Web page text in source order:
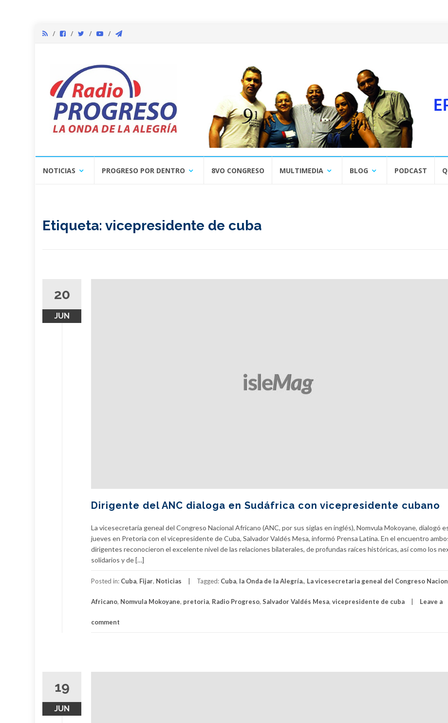
NOTICIAS PROGRESO POR DENTRO 8VO CONGRESO MULTIMEDIA BLOG PODCAST
Etiqueta: vicepresidente de cuba
20
JUN
Dirigente del ANC dialoga en Sudáfrica con vicepresidente cubano
La vicesecretaria geneal del Congreso Nacional Africano (ANC, por sus siglas en inglés), Nomvula Mokoyane, dialogó
jueves en Pretoria con el vicepresidente de Cuba, Salvador Valdés Mesa, informó Prensa Latina. En el encuentro
dirigentes reconocieron el excelente nivel de las relaciones bilaterales, de profundas raíces históricas, así como los
solidarios y de […]
Posted in: Cuba, Fijar, Noticias Tagged: Cuba, la Onda de la Alegría., La vicesecretaria geneal del Congreso
Africano, Nomvula Mokoyane, pretoria, Radio Progreso, Salvador Valdés Mesa, vicepresidente de cuba Leave a
comment
19
JUN